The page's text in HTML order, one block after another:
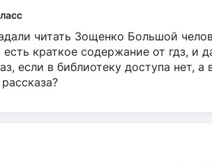
читать Зощенко Большой
есть краткое содержание от гдз, и
если в библиотеку доступа нет, а